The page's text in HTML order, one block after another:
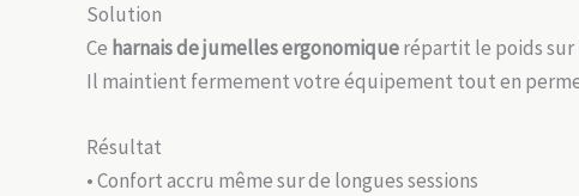
Solution
Ce harnais de jumelles ergonomiquerépartit le poids sur
Il maintient fermement votre équipement tout en
Résultat
• Confort accru même sur de longues sessions